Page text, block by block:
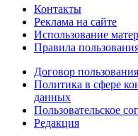
Контакты
Реклама на сайте
Использование
Правила
Договор
Политика в сфере
данных
Пользовательское
Редакция